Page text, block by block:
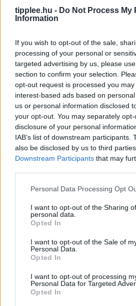
tipplee.hu - Do Not Process My
Information
If you wish to opt-out of the sale,
processing of your personal or
targeted advertising by us, please
section to confirm your selection.
opt-out request is processed you
interest-based ads based on
us or personal information disclosed
your opt-out. You may separately
disclosure of your personal
IAB’s list of downstream participants.
also be disclosed by us to third
Downstream Participants that may
Personal Data Processing Opt
I want to opt-out of the Sharing
personal data.
Opted In
I want to opt-out of the Sale of
Personal Data.
Opted In
I want to opt-out of processing
Personal Data for Targeted
Opted In
A kapitalizmus
fordulnak el még a
szabad piactól?
Donald Trump 2026-os
demokratákat folyamatosan
közvélemény-kutatások szerint a
hit csökkenése nagyobb problémát